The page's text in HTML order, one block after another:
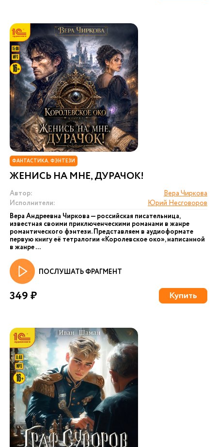
ФАНТАСТИКА. ФЭНТЕЗИ
ЖЕНИСЬ НА МНЕ, ДУРАЧОК!
Автор:
Вера Чиркова
Исполнители:
Юрий Несговоров
Вера Андреевна Чиркова — российская писательница,
известная своими приключенческими романами в жанре
романтического фэнтези. Представляем в аудиоформате
первую книгу её тетралогии «Королевское око», написанной
в жанре ...
ПОСЛУШАТЬ ФРАГМЕНТ
349 ₽ Купить